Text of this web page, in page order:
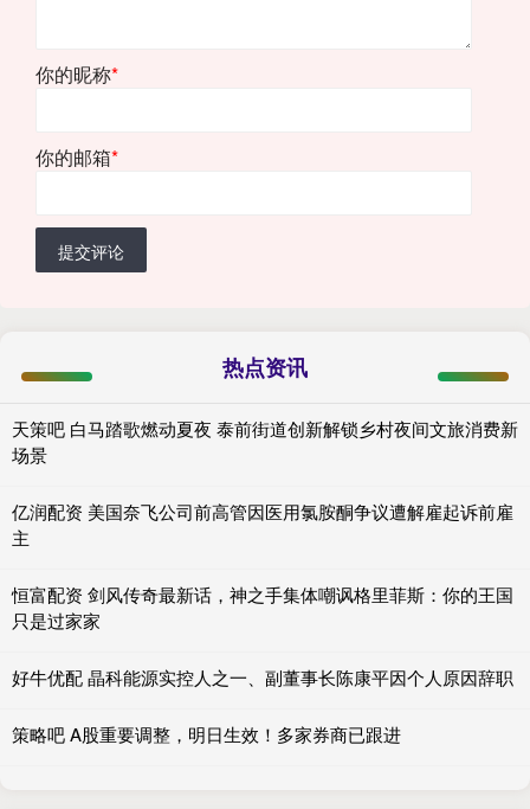
你的昵称*
你的邮箱*
提交评论
热点资讯
天策吧 白马踏歌燃动夏夜 泰前街道创新解锁乡村夜间文旅消费新
场景
亿润配资 美国奈飞公司前高管因医用氯胺酮争议遭解雇起诉前雇
主
恒富配资 剑风传奇最新话，神之手集体嘲讽格里菲斯：你的王国
只是过家家
好牛优配 晶科能源实控人之一、副董事长陈康平因个人原因辞职
策略吧 A股重要调整，明日生效！多家券商已跟进